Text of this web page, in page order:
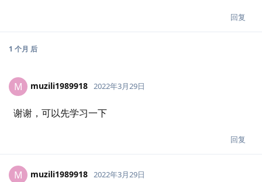
回复
1 个月 后
M muzili1989918 2022年3月29日
谢谢，可以先学习一下
回复
M muzili1989918 2022年3月29日